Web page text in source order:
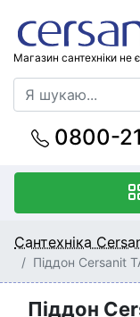
Магазин сантехніки не
0800-
Сантехніка
Піддон Cersanit
Піддон